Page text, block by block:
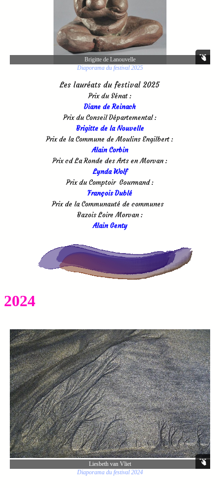
Brigitte de Lanouvelle
Diaporama du festival 2025
Les lauréats du festival 2025
Prix du Sénat :
Diane de Reinach
Prix du Conseil Départemental :
Brigitte de la Nouvelle
Prix de la Commune de Moulins Engilbert :
Alain Corbin
Prix cd La Ronde des Arts en Morvan :
Lynda Wolf
Prix du Comptoir Gourmand :
François Dublé
Prix de la Communauté de communes
Bazois Loire Morvan :
Alain Genty
2024
Liesbeth van Vliet
Diaporama du festival 2024